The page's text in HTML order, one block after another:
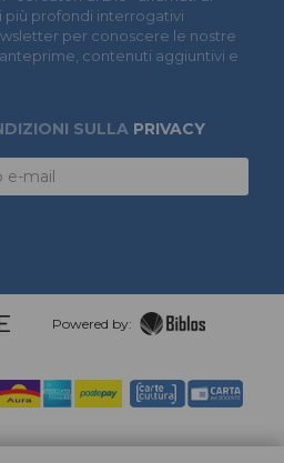
più profondi interrogativi
per conoscere le nostre
contenuti aggiuntivi e
SULLA PRIVACY
Powered by: